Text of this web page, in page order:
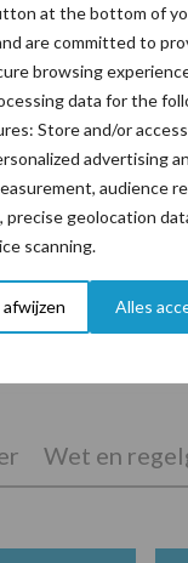
at the bottom of
are committed to
browsing
data for the
Store and/or access
advertising
audience
geolocation
scanning.
Alles
vaak
Wet en